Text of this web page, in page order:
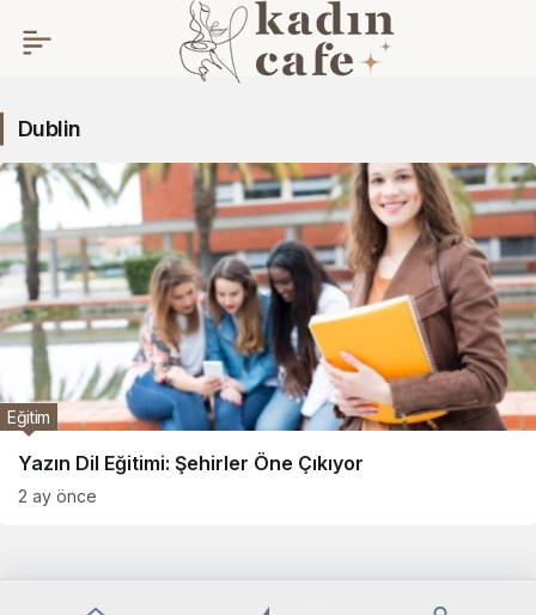
Haberleri
Dublin
Yazın Dil Eğitimi: Şehirler Öne Çıkıyor
Eğitim
2 ay önce